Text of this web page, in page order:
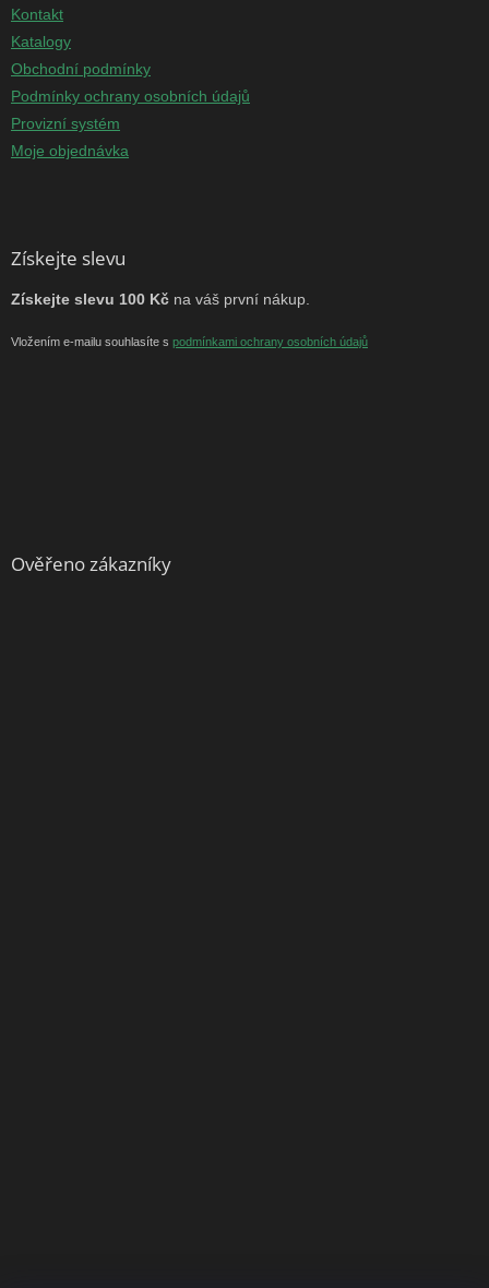
Kontakt
Katalogy
Obchodní podmínky
Podmínky ochrany osobních údajů
Provizní systém
Moje objednávka
Získejte slevu
Získejte slevu 100 Kč na váš první nákup.
Vložením e-mailu souhlasíte s podmínkami ochrany osobních údajů
Ověřeno zákazníky